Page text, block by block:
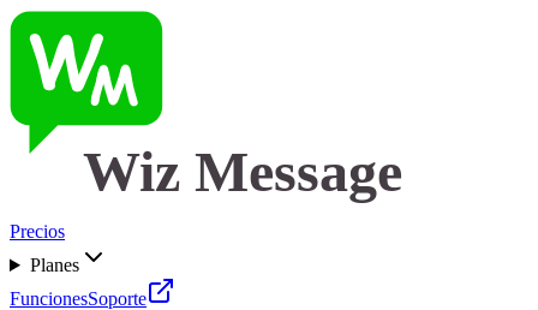
Wiz Message
Precios
Planes
FuncionesSoporte